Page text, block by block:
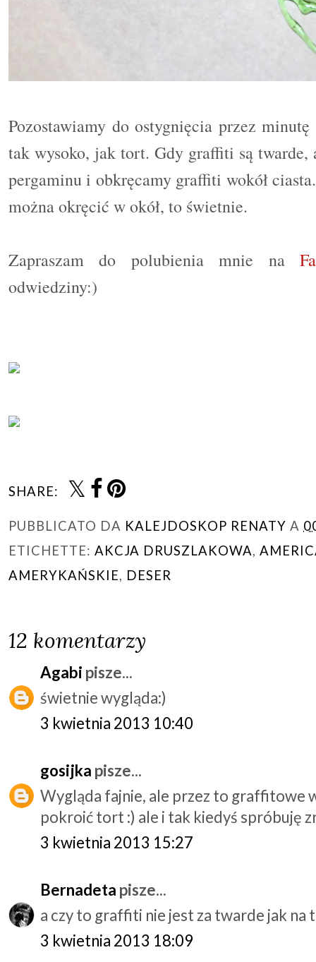
Pozostawiamy do ostygnięcia przez
tak wysoko, jak tort. Gdy graffiti są twarde,
pergaminu i obkręcamy graffiti wokół
można okręcić w okół, to świetnie.
Zapraszam do polubieniamnie na
odwiedziny:)
SHARE:
PUBBLICATO DA KALEJDOSKOP RENATY A
ETICHETTE: AKCJA DRUSZLAKOWA,
AMERYKAŃSKIE, DESER
12 komentarzy
Agabi pisze...
świetnie wygląda:)
3 kwietnia 2013 10:40
gosijka pisze...
Wygląda fajnie, ale przez to graffitowe
pokroić tort :) ale i tak kiedyś spróbuję
3 kwietnia 2013 15:27
Bernadeta pisze...
a czy to graffiti nie jest za twarde jak
3 kwietnia 2013 18:09